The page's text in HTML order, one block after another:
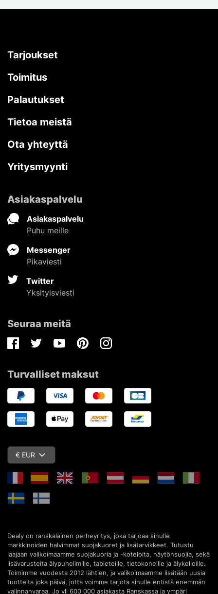
Tarjoukset
Toimitus
Palautukset
Tietoa meistä
Ota yhteyttä
Yritysmyynti
Asiakaspalvelu
Asiakaspalvelu
Puhu meille
Messenger
Pikaviesti
Twitter
Yksityisviesti
Seuraa meitä
FacebookTwitterYoutubePinterestInstagram
Turvalliset maksut
€ EUR
Dealy on ranskalainen perheyritys, joka tarjoaa sinulle
markkinoiden halvimmat suojakuoret ja lisätarvikkeet. Tutustu
laajaan valikoimaamme suojakuoria ja -koteloita, näytönsuojia, sekä
lisävarusteita älypuhelimille, tableteille, tietokoneille ja älykelloille.
Toimimme vuodesta 2012 lähtien, ja valikoimaamme lisätään uusia
tuotteita joka päivä, jotta voimme tarjota sinulle entistä enemmän
valinnanvaraa. Jo yli 600 000 asiakasta Ranskassa ja ympäri